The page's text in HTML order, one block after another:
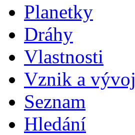
Planetky
Dráhy
Vlastnosti
Vznik a vývoj
Seznam
Hledání